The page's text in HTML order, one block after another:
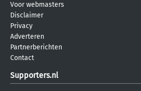
Voor webmasters
Disclaimer
Privacy
Adverteren
Partnerberichten
Contact
Supporters.nl